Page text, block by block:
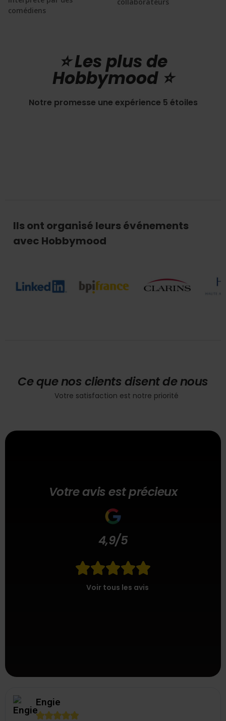
comédiens
⭐️ Les plus de
Hobbymood ⭐️
Notre promesse une expérience 5 étoiles
Ils ont organisé leurs événements
avec Hobbymood
Ce que nos clients disent de nous
Votre satisfaction est notre priorité
Votre avis est précieux
4,9/5

Voir tous les avis
Engie
